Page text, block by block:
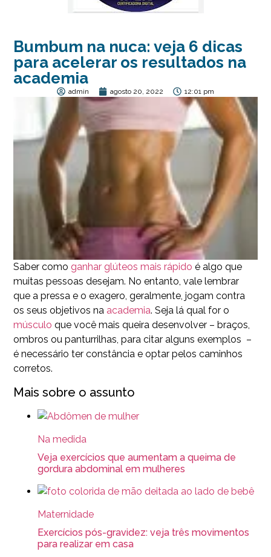
Bumbum na nuca: veja 6 dicas
para acelerar os resultados na
academia
admin agosto 20, 2022 12:01 pm
Saber como ganhar glúteos mais rápido é algo que
muitas pessoas desejam. No entanto, vale lembrar
que a pressa e o exagero, geralmente, jogam contra
os seus objetivos na academia. Seja lá qual for o
músculo que você mais queira desenvolver – braços,
ombros ou panturrilhas, para citar alguns exemplos –
é necessário ter constância e optar pelos caminhos
corretos.
Mais sobre o assunto
Na medida
Veja exercícios que aumentam a queima de
gordura abdominal em mulheres
Maternidade
Exercícios pós-gravidez: veja três movimentos
para realizar em casa